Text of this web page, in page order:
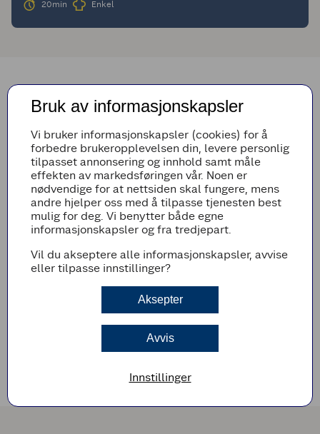
20min Enkel
Ta med deg pølser på termos på tur!
Vil du ha med deg pølser på tur? Her får du alle våre beste
tips til hvordan du tilbereder perfekte pølser!
Bruk av informasjonskapsler
Vi bruker informasjonskapsler (cookies) for å
forbedre brukeropplevelsen din, levere personlig
tilpasset annonsering og innhold samt måle
effekten av markedsføringen vår. Noen er
nødvendige for at nettsiden skal fungere, mens
andre hjelper oss med å tilpasse tjenesten best
mulig for deg. Vi benytter både egne
informasjonskapsler og fra tredjepart.
Vil du akseptere alle informasjonskapsler, avvise
eller tilpasse innstillinger?
Aksepter
Avvis
Innstillinger